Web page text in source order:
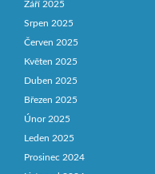
Září 2025
Srpen 2025
Červen 2025
Květen 2025
Duben 2025
Březen 2025
Únor 2025
Leden 2025
Prosinec 2024